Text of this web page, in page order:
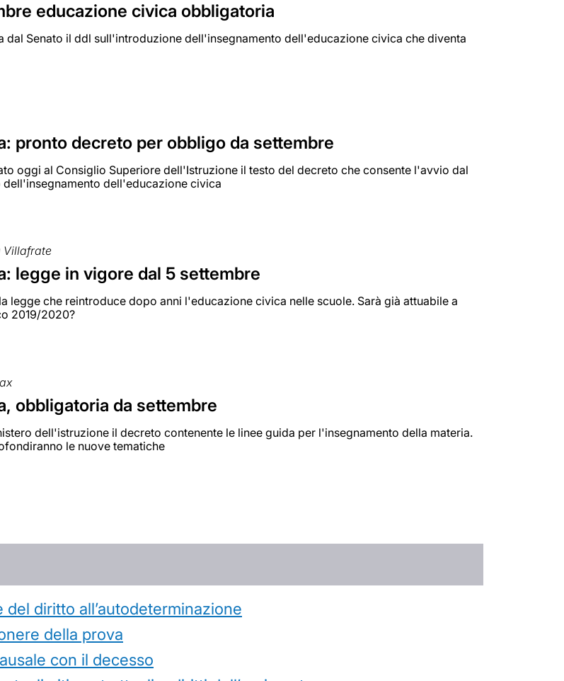
educazione civica obbligatoria
dal Senato il ddl sull'introduzione dell'insegnamento dell'educazione civica che diventa
pronto decreto per obbligo da settembre
oggi al Consiglio Superiore dell'Istruzione il testo del decreto che consente l'avvio dal
dell'educazione civica
Villafrate
legge in vigore dal 5 settembre
legge che reintroduce dopo anni l'educazione civica nelle scuole. Sarà già attuabile a
2019/2020?
obbligatoria da settembre
dell'istruzione il decreto contenente le linee guida per l'insegnamento della materia.
le nuove tematiche
diritto all’autodeterminazione
della prova
con il decesso